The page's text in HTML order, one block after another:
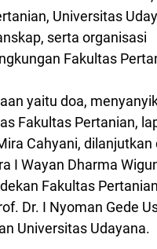
Universitas
serta organisasi
Fakultas
yaitu doa,
Fakultas Pertanian,
Cahyani, dilanjutkan
I Wayan Dharma
Fakultas
Dr. I Nyoman Gede
Universitas Udayana.